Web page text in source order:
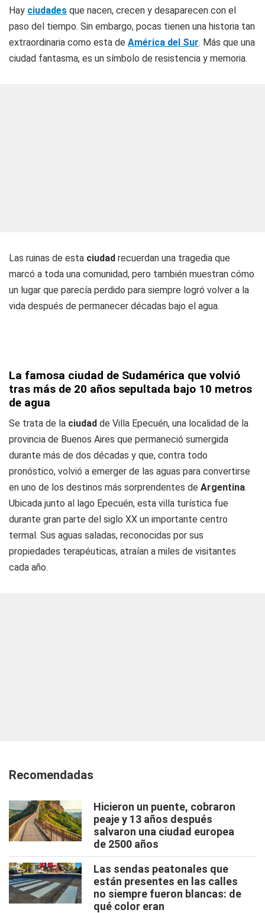
Hay ciudades que nacen, crecen y desaparecen con el
paso del tiempo. Sin embargo, pocas tienen una historia tan
extraordinaria como esta de América del Sur. Más que una
ciudad fantasma, es un símbolo de resistencia y memoria.
Las ruinas de esta ciudad recuerdan una tragedia que
marcó a toda una comunidad, pero también muestran cómo
un lugar que parecía perdido para siempre logró volver a la
vida después de permanecer décadas bajo el agua.
La famosa ciudad de Sudamérica que volvió
tras más de 20 años sepultada bajo 10 metros
de agua
Se trata de la ciudad de Villa Epecuén, una localidad de la
provincia de Buenos Aires que permaneció sumergida
durante más de dos décadas y que, contra todo
pronóstico, volvió a emerger de las aguas para convertirse
en uno de los destinos más sorprendentes de Argentina.
Ubicada junto al lago Epecuén, esta villa turística fue
durante gran parte del siglo XX un importante centro
termal. Sus aguas saladas, reconocidas por sus
propiedades terapéuticas, atraían a miles de visitantes
cada año.
Recomendadas
Hicieron un puente, cobraron
peaje y 13 años después
salvaron una ciudad europea
de 2500 años
Las sendas peatonales que
están presentes en las calles
no siempre fueron blancas: de
qué color eran